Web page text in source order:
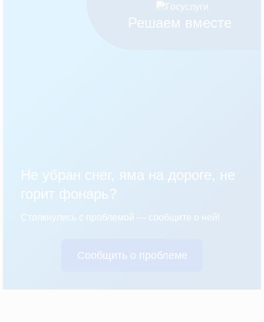
Решаем вместе
Не убран снег, яма на дороге, не
горит фонарь?
Столкнулись с проблемой — сообщите о ней!
Сообщить о проблеме